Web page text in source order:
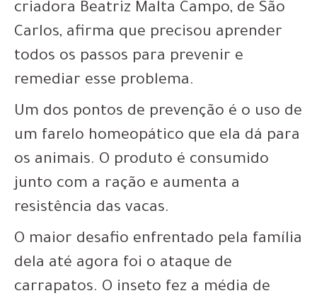
criadora Beatriz Malta Campo, de São
Carlos, afirma que precisou aprender
todos os passos para prevenir e
remediar esse problema.
Um dos pontos de prevenção é o uso de
um farelo homeopático que ela dá para
os animais. O produto é consumido
junto com a ração e aumenta a
resistência das vacas.
O maior desafio enfrentado pela família
dela até agora foi o ataque de
carrapatos. O inseto fez a média de